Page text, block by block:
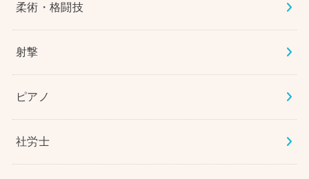
柔術・格闘技
射撃
ピアノ
社労士